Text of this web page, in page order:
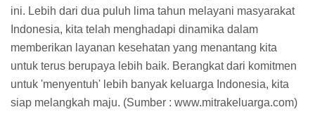
ini. Lebih dari dua puluh lima tahun melayani masyarakat
Indonesia, kita telah menghadapi dinamika dalam
memberikan layanan kesehatan yang menantang kita
untuk terus berupaya lebih baik. Berangkat dari komitmen
untuk 'menyentuh' lebih banyak keluarga Indonesia, kita
siap melangkah maju. (Sumber : www.mitrakeluarga.com)